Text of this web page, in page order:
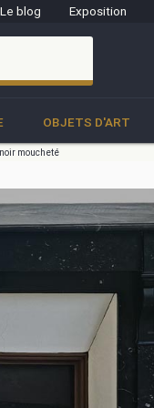
Le blog Exposition
OBJETS D'ART
moucheté